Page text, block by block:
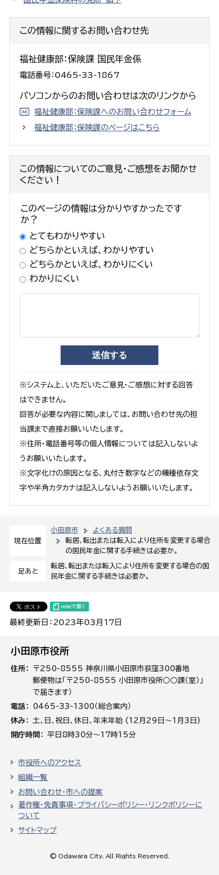
現在位置
小田原市
よくある質問
転居、転出または転入により住所を変更する場合
の国民年金に関する手続きは必要か。
足あと
転居、転出または転入により住所を変更する場合の国
民年金に関する手続きは必要か。
最終更新日：2023年03月17日
この情報に関するお問い合わせ先
福祉健康部：保険課 国民年金係
電話番号：0465-33-1867
パソコンからのお問い合わせは次のリンクから
福祉健康部：保険課へのお問い合わせフォーム
福祉健康部：保険課のページはこちら
この情報についてのご意見・ご感想をお聞かせ
ください！
このページの情報は分かりやすかったです
か？
とてもわかりやすい
どちらかといえば、わかりやすい
どちらかといえば、わかりにくい
わかりにくい
※システム上、いただいたご意見・ご感想に対する回答
はできません。
回答が必要な内容に関しましては、お問い合わせ先の担
当課まで直接お願いいたします。
※住所・電話番号等の個人情報については記入しないよ
うお願いいたします。
※文字化けの原因となる、丸付き数字などの機種依存文
字や半角カタカナは記入しないようお願いいたします。
小田原市役所
住所
〒250-8555 神奈川県小田原市荻窪300番地
郵便物は「〒250-8555 小田原市役所○○課（室）」
で届きます）
電話
0465-33-1300（総合案内）
休み
土､日､祝日、休日、年末年始 (12月29日～1月3日)
開庁時間
平日8時30分～17時15分
市役所へのアクセス
組織一覧
お問い合わせ・市への提案
著作権・免責事項・プライバシーポリシー・リンクポリシーに
ついて
サイトマップ
© Odawara City, All Rights Reserved.